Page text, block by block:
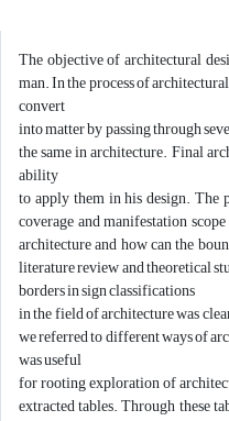
The objective of architectural
man. In the process of
convert
into matter by passing through
the same in architecture. Final
ability
to apply them in his design. The
coverage and manifestation
architecture and how can the
literature review and theoretical
borders in sign classifications
in the field of architecture was
we referred to different ways of
was useful
for rooting exploration of
extracted tables. Through these